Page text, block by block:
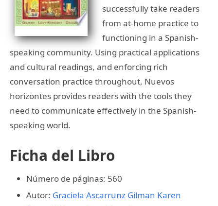
successfully take readers
from at-home practice to
functioning in a Spanish-
speaking community. Using practical applications
and cultural readings, and enforcing rich
conversation practice throughout, Nuevos
horizontes provides readers with the tools they
need to communicate effectively in the Spanish-
speaking world.
Ficha del Libro
Número de páginas: 560
Autor: Graciela Ascarrunz Gilman Karen